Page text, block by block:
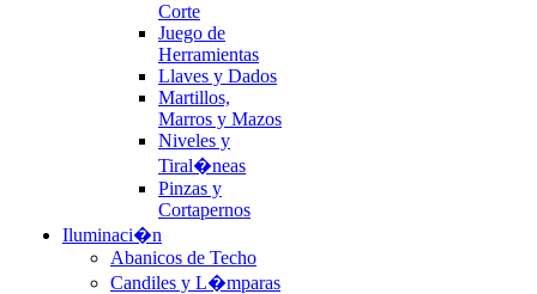
Corte
Juego de
Herramientas
Llaves y Dados
Martillos,
Marros y Mazos
Niveles y
Tiral�neas
Pinzas y
Cortapernos
Iluminaci�n
Abanicos de Techo
Candiles y L�mparas